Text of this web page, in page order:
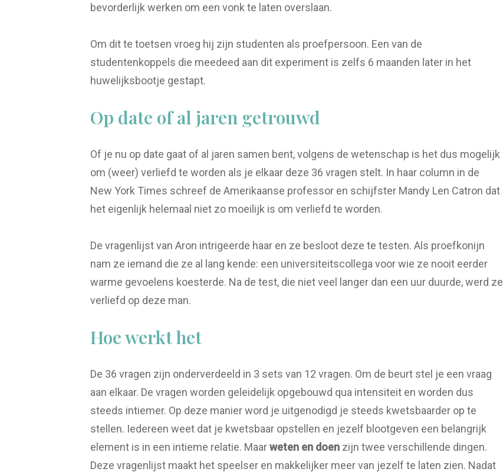
bevorderlijk werken om een vonk te laten overslaan.
Om dit te toetsen vroeg hij zijn studenten als proefpersoon. Een van de
studentenkoppels die meedeed aan dit experiment is zelfs 6 maanden later in het
huwelijksbootje gestapt.
Op date of al jaren getrouwd
Of je nu op date gaat of al jaren samen bent, volgens de wetenschap is het dus mogelijk
om (weer) verliefd te worden als je elkaar deze 36 vragen stelt. In haar column in de
New York Times schreef de Amerikaanse professor en schijfster Mandy Len Catron dat
het eigenlijk helemaal niet zo moeilijk is om verliefd te worden.
De vragenlijst van Aron intrigeerde haar en ze besloot deze te testen. Als proefkonijn
nam ze iemand die ze al lang kende: een universiteitscollega voor wie ze nooit eerder
warme gevoelens koesterde. Na de test, die niet veel langer dan een uur duurde, werd ze
verliefd op deze man.
Hoe werkt het
De 36 vragen zijn onderverdeeld in 3 sets van 12 vragen. Om de beurt stel je een vraag
aan elkaar. De vragen worden geleidelijk opgebouwd qua intensiteit en worden dus
steeds intiemer. Op deze manier word je uitgenodigd je steeds kwetsbaarder op te
stellen. Iedereen weet dat je kwetsbaar opstellen en jezelf blootgeven een belangrijk
element is in een intieme relatie. Maarweten en doen zijn twee verschillende dingen.
Deze vragenlijst maakt het speelser en makkelijker meer van jezelf te laten zien. Nadat